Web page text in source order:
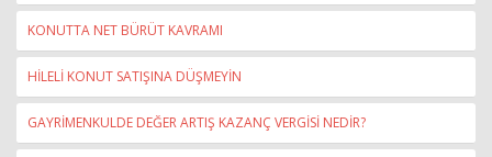
KONUTTA NET BÜRÜT KAVRAMI
HİLELİ KONUT SATIŞINA DÜŞMEYİN
GAYRİMENKULDE DEĞER ARTIŞ KAZANÇ VERGİSİ NEDİR?